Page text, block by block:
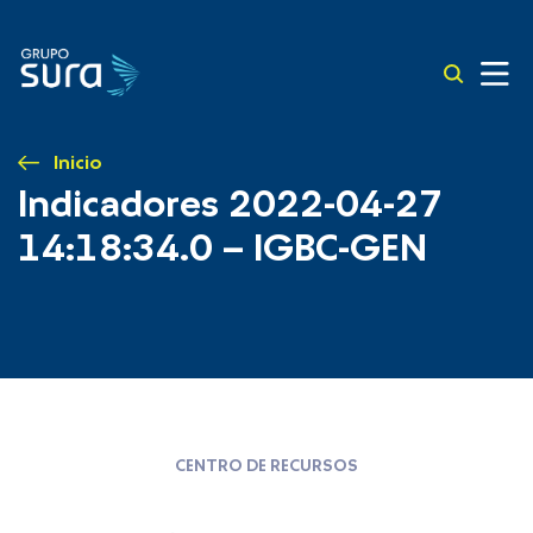
Inicio
Indicadores 2022-04-27
14:18:34.0 – IGBC-GEN
CENTRO DE RECURSOS